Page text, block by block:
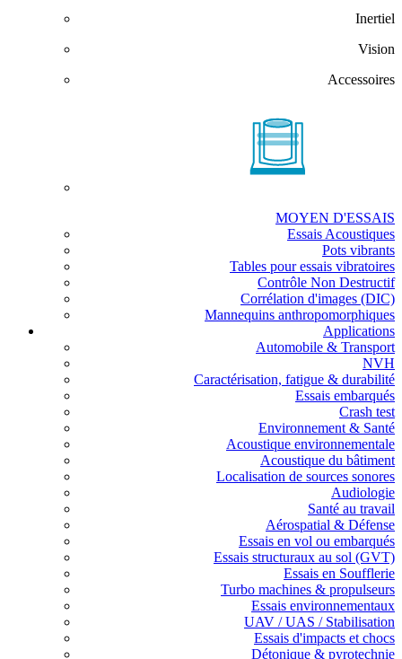
Inertiel
Vision
Accessoires
MOYEN D'ESSAIS
Essais Acoustiques
Pots vibrants
Tables pour essais vibratoires
Contrôle Non Destructif
Corrélation d'images (DIC)
Mannequins anthropomorphiques
Applications
Automobile & Transport
NVH
Caractérisation, fatigue & durabilité
Essais embarqués
Crash test
Environnement & Santé
Acoustique environnementale
Acoustique du bâtiment
Localisation de sources sonores
Audiologie
Santé au travail
Aérospatial & Défense
Essais en vol ou embarqués
Essais structuraux au sol (GVT)
Essais en Soufflerie
Turbo machines & propulseurs
Essais environnementaux
UAV / UAS / Stabilisation
Essais d'impacts et chocs
Détonique & pyrotechnie